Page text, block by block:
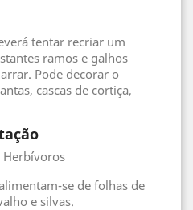
tentar recriar um
ramos e galhos
Pode decorar o
cascas de cortiça,
Herbívoros
se de folhas de
e silvas.